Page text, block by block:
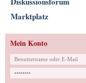
Marktplatz
Mein Konto